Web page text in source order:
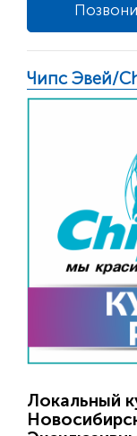
Чипс Эвей/
Локальный